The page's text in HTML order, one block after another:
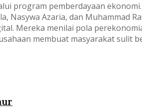
program pemberdayaan
Nasywa Azaria, dan Muhammad
Mereka menilai pola
membuat masyarakat sulit